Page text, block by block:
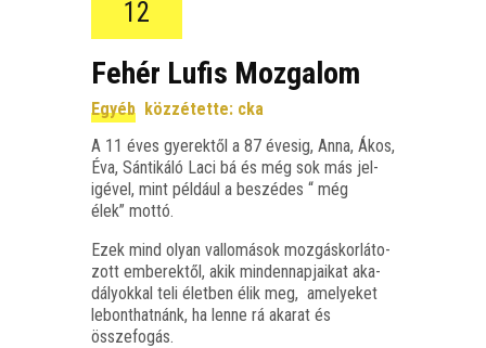
RÓLUNK
KÉPEZD MAGAD!
TÁMOGATÁS
TUDÁSTÁR
HÍREINK
12
Fehér Lufis Mozgalom
Egyéb közzétette: cka
A 11 éves gye­rek­től a 87 éve­sig, Anna, Ákos,
Éva, Sán­ti­ká­ló Laci bá és még sok más jel­
igé­vel, mint pél­dá­ul a beszé­des “ még
élek” mottó.
Ezek mind olyan val­lo­má­sok moz­gás­kor­lá­to­
zott embe­rek­től, akik min­den­nap­ja­i­kat aka­
dá­lyok­kal teli élet­ben élik meg, ame­lye­ket
lebont­hat­nánk, ha len­ne rá aka­rat és
összefogás.